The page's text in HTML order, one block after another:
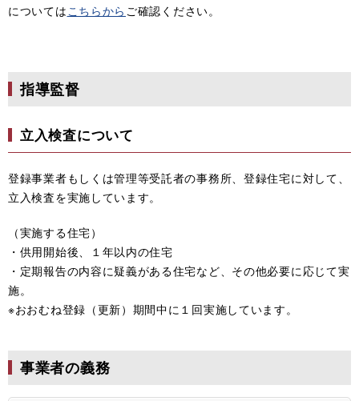
については こちらから ご確認ください。
指導監督
立入検査について
登録事業者もしくは管理等受託者の事務所、登録住宅に対して、
立入検査を実施しています。
（実施する住宅）
・供用開始後、１年以内の住宅
・定期報告の内容に疑義がある住宅など、その他必要に応じて実
施。
※おおむね登録（更新）期間中に１回実施しています。
事業者の義務